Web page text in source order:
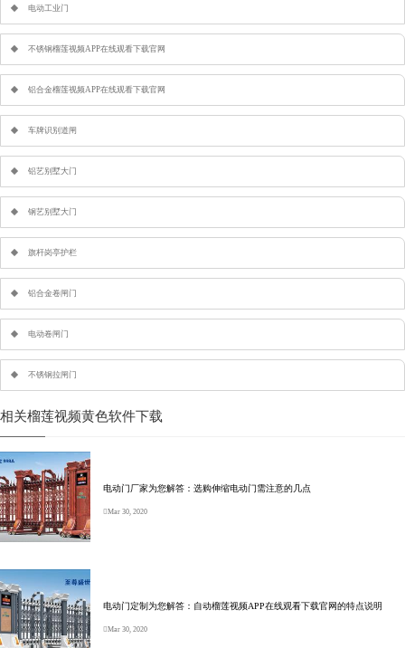
电动工业门
不锈钢榴莲视频APP在线观看下载官网
铝合金榴莲视频APP在线观看下载官网
车牌识别道闸
铝艺别墅大门
钢艺别墅大门
旗杆岗亭护栏
铝合金卷闸门
电动卷闸门
不锈钢拉闸门
相关榴莲视频黄色软件下载
电动门厂家为您解答：选购伸缩电动门需注意的几点
Mar 30, 2020
电动门定制为您解答：自动榴莲视频APP在线观看下载官网的特点说明
Mar 30, 2020